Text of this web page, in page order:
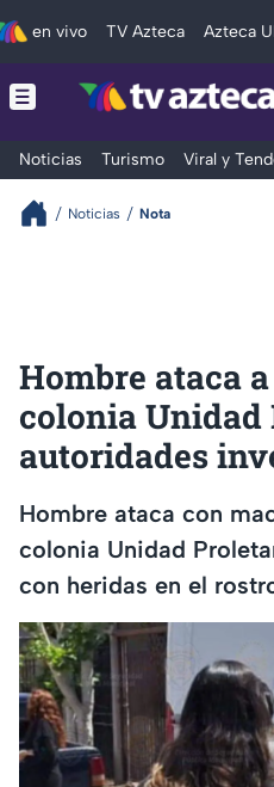
en vivo TV Azteca Azteca
Noticias Turismo Viral y
Noticias Nota
Hombre ataca
colonia Unidad
autoridades
Hombre ataca con
colonia Unidad
con heridas en el